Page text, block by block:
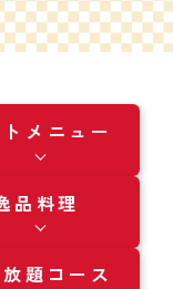
メニュー
品料理
題コース